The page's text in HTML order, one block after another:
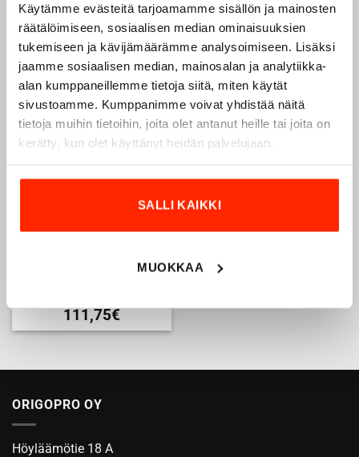
Käytämme evästeitä tarjoamamme sisällön ja mainosten
räätälöimiseen, sosiaalisen median ominaisuuksien
tukemiseen ja kävijämäärämme analysoimiseen. Lisäksi
jaamme sosiaalisen median, mainosalan ja analytiikka-
alan kumppaneillemme tietoja siitä, miten käytät
sivustoamme. Kumppanimme voivat yhdistää näitä
tietoja muihin tietoihin, joita olet antanut heille tai joita on
kerätty, kun olet käyttänyt heidän palvelujaan.
SALLI KAIKKI
MUOKKAA
Huomioliivi/Varusteliivi EN
20471 Punainen
109,00€
Tällä
tuotteella
on
useampi
muunnelma.
Voit
valinnat
Huomioliivi/Varusteliivi EN
20471 Punainen, ruudukolla
135,90€
Tällä
tuotteella
on
muunnelma.
Voit
valinnat
Add to
wishlist
Metsästysliivi Nuka-Trail,
111,75€
Tällä
muunnelma.
valinnat
ORIGOPRO OY
Höyläämötie 18 A